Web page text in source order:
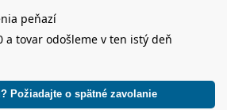
peňazí
a tovar odošleme v ten istý deň
Požiadajte o spätné zavolanie